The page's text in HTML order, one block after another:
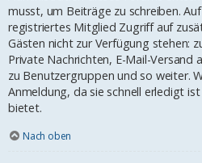
musst, um Beiträge zu schreiben.
registriertes Mitglied Zugriff auf
Gästen nicht zur Verfügung stehen:
Private Nachrichten, E-Mail-
zu Benutzergruppen und so weiter.
Anmeldung, da sie schnell erledigt
bietet.
Nach oben